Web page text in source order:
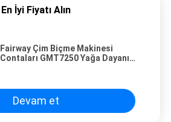
En İyi Fiyatı Alın
Fairway Çim Biçme Makinesi
Contaları GMT7250 Yağa Dayanıklı
Devam et